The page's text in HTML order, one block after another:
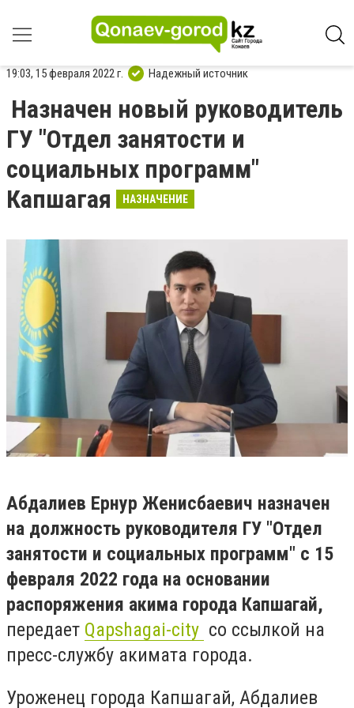
19:03, 15 февраля 2022 г. Надежный источник
Назначен новый руководитель
ГУ "Отдел занятости и
социальных программ"
Капшагая
НАЗНАЧЕНИЕ
Абдалиев Ернур Женисбаевич назначен
на должность руководителя ГУ "Отдел
занятости и социальных программ" с 15
февраля 2022 года на основании
распоряжения акима города Капшагай,
передает Qapshagai-city со ссылкой на
пресс-службу акимата города.
Уроженец города Капшагай, Абдалиев